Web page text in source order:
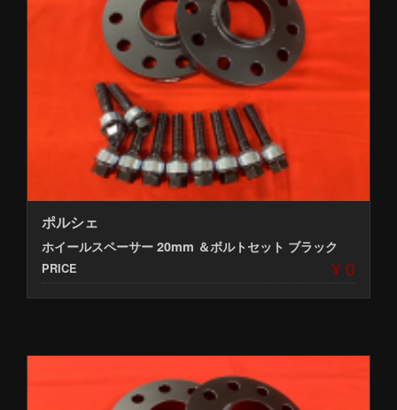
ポルシェ
ホイールスペーサー 20mm ＆ボルトセット ブラック
PRICE ¥ 0